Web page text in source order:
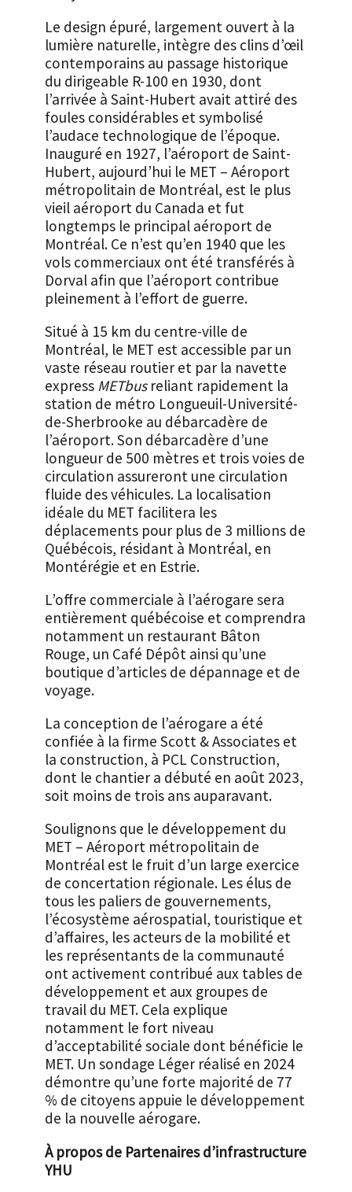
Le design épuré, largement ouvert à la
lumière naturelle, intègre des clins d’œil
contemporains au passage historique
du dirigeable R-100 en 1930, dont
l’arrivée à Saint-Hubert avait attiré des
foules considérables et symbolisé
l’audace technologique de l’époque.
Inauguré en 1927, l’aéroport de Saint-
Hubert, aujourd’hui le MET – Aéroport
métropolitain de Montréal, est le plus
vieil aéroport du Canada et fut
longtemps le principal aéroport de
Montréal. Ce n’est qu’en 1940 que les
vols commerciaux ont été transférés à
Dorval afin que l’aéroport contribue
pleinement à l’effort de guerre.
Situé à 15 km du centre-ville de
Montréal, le MET est accessible par un
vaste réseau routier et par la navette
express METbusreliant rapidement la
station de métro Longueuil-Université-
de-Sherbrooke au débarcadère de
l’aéroport. Son débarcadère d’une
longueur de 500 mètres et trois voies de
circulation assureront une circulation
fluide des véhicules. La localisation
idéale du MET facilitera les
déplacements pour plus de 3 millions de
Québécois, résidant à Montréal, en
Montérégie et en Estrie.
L’offre commerciale à l’aérogare sera
entièrement québécoise et comprendra
notamment un restaurant Bâton
Rouge, un Café Dépôt ainsi qu’une
boutique d’articles de dépannage et de
voyage.
La conception de l’aérogare a été
confiée à la firme Scott & Associates et
la construction, à PCL Construction,
dont le chantier a débuté en août 2023,
soit moins de trois ans auparavant.
Soulignons que le développement du
MET – Aéroport métropolitain de
Montréal est le fruit d’un large exercice
de concertation régionale. Les élus de
tous les paliers de gouvernements,
l’écosystème aérospatial, touristique et
d’affaires, les acteurs de la mobilité et
les représentants de la communauté
ont activement contribué aux tables de
développement et aux groupes de
travail du MET. Cela explique
notamment le fort niveau
d’acceptabilité sociale dont bénéficie le
MET. Un sondage Léger réalisé en 2024
démontre qu’une forte majorité de 77
% de citoyens appuie le développement
de la nouvelle aérogare.
À propos de Partenaires d’infrastructure
YHU